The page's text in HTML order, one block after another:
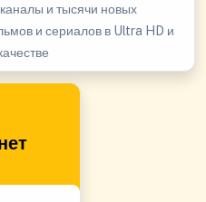
и тысячи новых
и сериалов в Ultra HD и